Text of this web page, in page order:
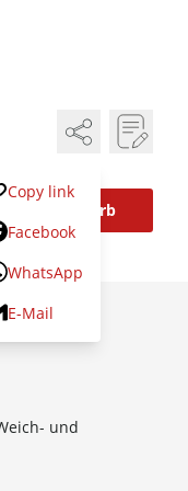
Copy link
Facebook
WhatsApp
E-Mail
den Warenkorb
und